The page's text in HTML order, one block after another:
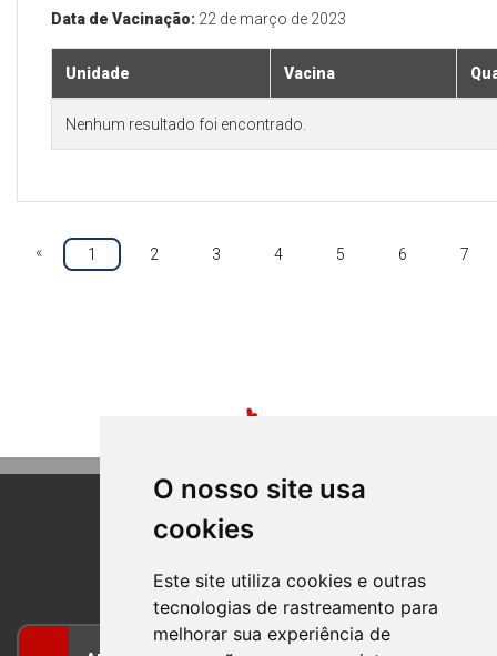
O nosso site usa
cookies
Este site utiliza cookies e outras
tecnologias de rastreamento para
melhorar sua experiência de
Data de Vacinação: 22 de março de 2023
Unidade Vacina
Nenhum resultado foi encontrado.
« 1 2 3 4 5 6 7
BOM PRINCIPIO
RIO GRANDE DO SUL